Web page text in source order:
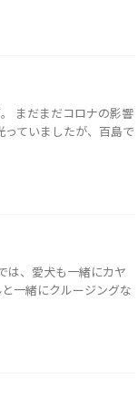
まだまだコロナの影響
ていましたが、百島で
は、愛犬も一緒にカヤ
一緒にクルージングな